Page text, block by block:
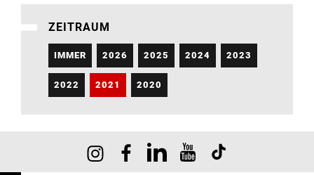
ZEITRAUM
IMMER 2026 2025 2024 2023
2022 2021 2020